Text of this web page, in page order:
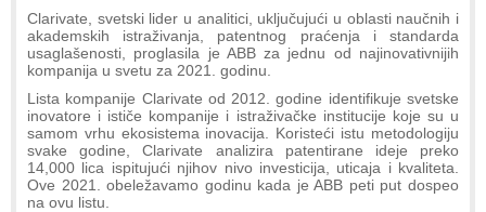
Clarivate, svetski lider u analitici, uključujući u oblasti naučnih i
akademskih istraživanja, patentnog praćenja i standarda
usaglašenosti, proglasila je ABB za jednu od najinovativnijih
kompanija u svetu za 2021. godinu.
Lista kompanije Clarivate od 2012. godine identifikuje svetske
inovatore i ističe kompanije i istraživačke institucije koje su u
samom vrhu ekosistema inovacija. Koristeći istu metodologiju
svake godine, Clarivate analizira patentirane ideje preko
14,000 lica ispitujući njihov nivo investicija, uticaja i kvaliteta.
Ove 2021. obeležavamo godinu kada je ABB peti put dospeo
na ovu listu.